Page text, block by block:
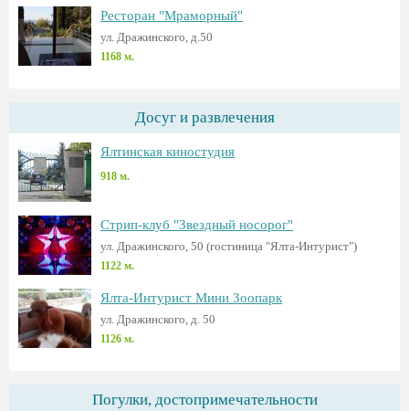
Ресторан "Мраморный"
ул. Дражинского, д.50
1168 м.
Досуг и развлечения
Ялтинская киностудия
918 м.
Стрип-клуб "Звездный носорог"
ул. Дражинского, 50 (гостиница "Ялта-Интурист")
1122 м.
Ялта-Интурист Мини Зоопарк
ул. Дражинского, д. 50
1126 м.
Погулки, достопримечательности